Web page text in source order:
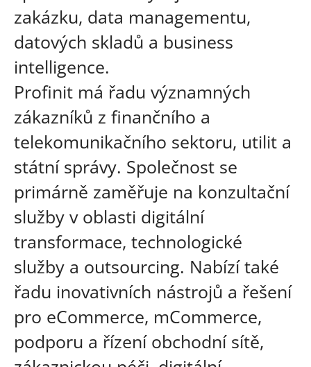
zakázku, data managementu,
datových skladů a business
intelligence.
Profinit má řadu významných
zákazníků z finančního a
telekomunikačního sektoru, utilit a
státní správy. Společnost se
primárně zaměřuje na konzultační
služby v oblasti digitální
transformace, technologické
služby a outsourcing. Nabízí také
řadu inovativních nástrojů a řešení
pro eCommerce, mCommerce,
podporu a řízení obchodní sítě,